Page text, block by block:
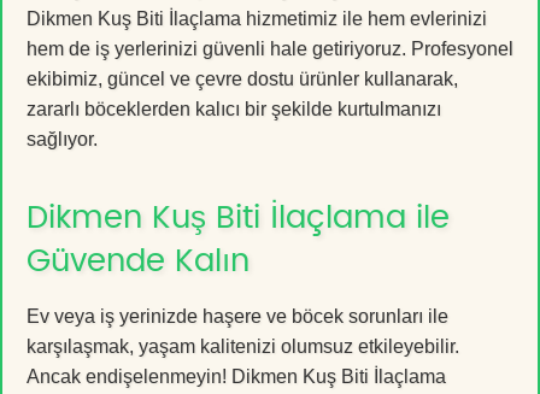
Dikmen Kuş Biti İlaçlama hizmetimiz ile hem evlerinizi
hem de iş yerlerinizi güvenli hale getiriyoruz. Profesyonel
ekibimiz, güncel ve çevre dostu ürünler kullanarak,
zararlı böceklerden kalıcı bir şekilde kurtulmanızı
sağlıyor.
Dikmen Kuş Biti İlaçlama ile
Güvende Kalın
Ev veya iş yerinizde haşere ve böcek sorunları ile
karşılaşmak, yaşam kalitenizi olumsuz etkileyebilir.
Ancak endişelenmeyin! Dikmen Kuş Biti İlaçlama